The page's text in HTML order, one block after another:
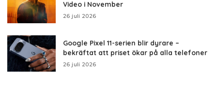
Video i November
26 juli 2026
Google Pixel 11-serien blir dyrare –
bekräftat att priset ökar på alla telefoner
26 juli 2026